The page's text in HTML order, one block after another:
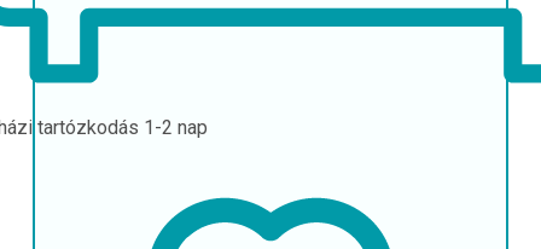
tartózkodás 1-2 nap